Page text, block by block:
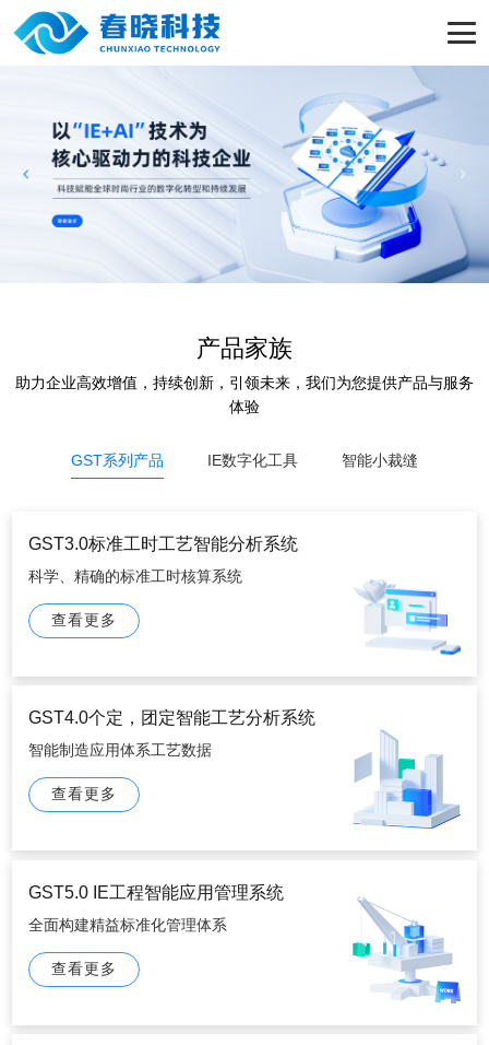
产品家族
助力企业高效增值，持续创新，引领未来，我们为您提供产品与服务
体验
GST系列产品 IE数字化工具 智能小裁缝
GST3.0标准工时工艺智能分析系统
科学、精确的标准工时核算系统
查看更多
GST4.0个定，团定智能工艺分析系统
智能制造应用体系工艺数据
查看更多
GST5.0 IE工程智能应用管理系统
全面构建精益标准化管理体系
查看更多